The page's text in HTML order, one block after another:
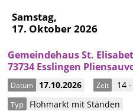
Samstag,
17. Oktober 2026
Gemeindehaus St.
73734 Esslingen
Datum 17.10.2026 Zeit 14
Typ
Flohmarkt mit Ständen